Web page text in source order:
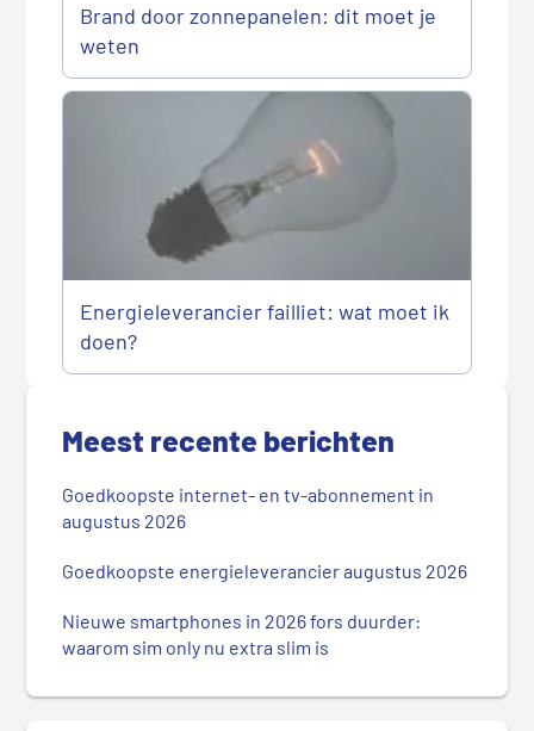
Brand door zonnepanelen: dit moet je
weten
Energieleverancier failliet: wat moet ik
doen?
d
Meest recente berichten
Goedkoopste internet- en tv-abonnement in
augustus 2026
Goedkoopste energieleverancier augustus 2026
Nieuwe smartphones in 2026 fors duurder:
waarom sim only nu extra slim is